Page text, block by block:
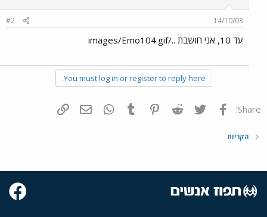
14/10/03
#2
עד 10, אני חושבת ../images/Emo104.gif
You must log in or register to reply here.
Share: פייסבוק Twitter
Reddit
Pinterest
Tumblr
WhatsAppדואר אלקטרוני
הקריות